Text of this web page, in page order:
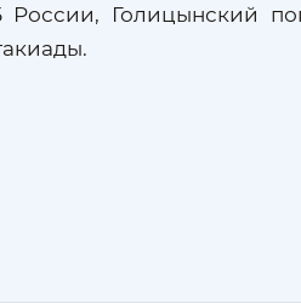
Голицынский